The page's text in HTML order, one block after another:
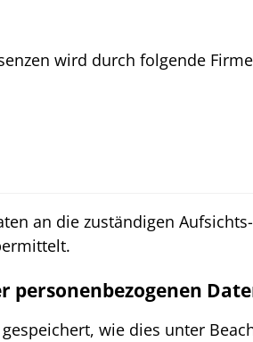
wird durch folgende
an die zuständigen
personenbezogenen
wie dies unter